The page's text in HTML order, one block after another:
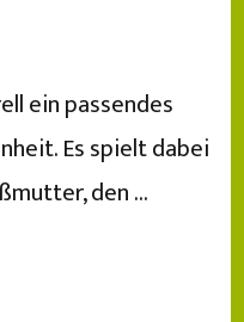
ein passendes
Es spielt dabei
den …